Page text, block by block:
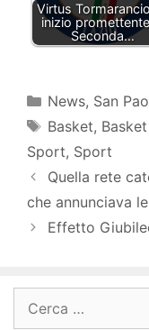
Virtus
inizio
Seconda…
Categorie
News, San
Tag
Basket,
Sport, Sport
Quella rete
che annunciava
Effetto
per: